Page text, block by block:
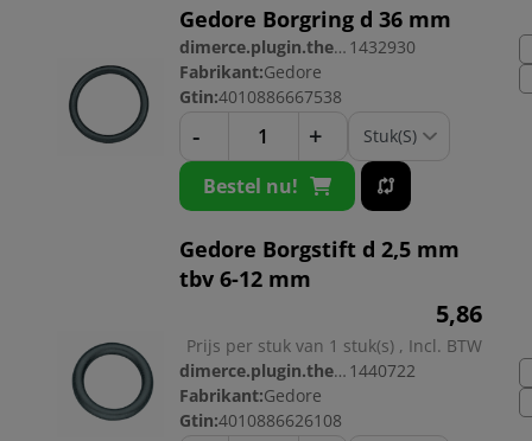
Gedore Borgring d 36 mm
dimerce.plugin.theme.productnr: 1432930
Fabrikant:Gedore
Gtin:4010886667538
- +
Bestel nu!
Gedore Borgstift d 2,5 mm
tbv 6-12 mm
5,86
Prijs per stuk van 1 stuk(s) , Incl. BTW
dimerce.plugin.theme.productnr: 1440722
Fabrikant:Gedore
Gtin:4010886626108